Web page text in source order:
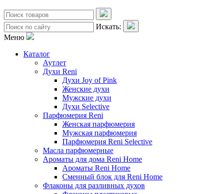
Искать:
Меню
Каталог
Аутлет
Духи Reni
Духи Joy of Pink
Женские духи
Мужские духи
Духи Selective
Парфюмерия Reni
Женская парфюмерия
Мужская парфюмерия
Парфюмерия Reni Selective
Масла парфюмерные
Ароматы для дома Reni Home
Ароматы Reni Home
Сменный блок для Reni Home
Флаконы для разливных духов